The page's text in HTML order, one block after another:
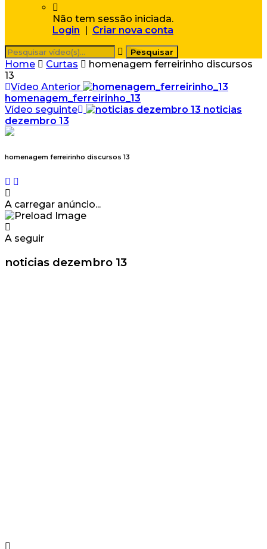
Não tem sessão iniciada.
Login
Criar nova conta
Home Curtas
homenagem ferreirinho discursos
13
Vídeo Anterior
homenagem_ferreirinho_13
Vídeo seguinte
noticias
dezembro 13
homenagem ferreirinho discursos 13
A carregar anúncio...
A seguir
noticias dezembro 13